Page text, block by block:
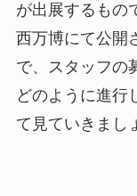
が出展するもの
西万博にて公開
で、スタッフの
どのように進行
て見ていきまし